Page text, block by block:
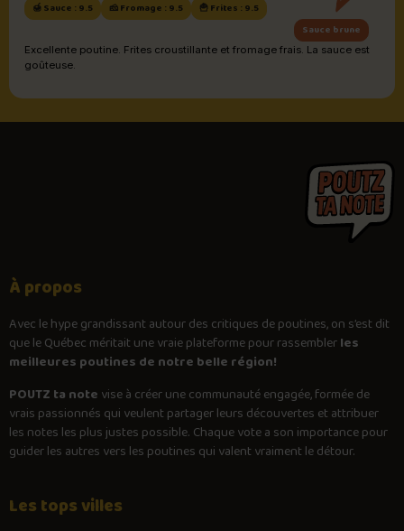
🍯 Sauce : 9.5 🧀 Fromage : 9.5 🍟 Frites : 9.5
Sauce brune
Excellente poutine. Frites croustillante et fromage frais. La sauce est
goûteuse.
À propos
Avec lehypegrandissant autour des critiques de poutines, on s’est dit
que le Québec méritait une vraie plateforme pour rassemblerles
meilleures poutines de notre belle région!
POUTZ ta note vise à créer une communauté engagée, formée de
vrais passionnés qui veulent partager leurs découvertes et attribuer
les notes les plus justes possible. Chaque vote a son importance pour
guider les autres vers les poutines qui valent vraiment le détour.
Les tops villes